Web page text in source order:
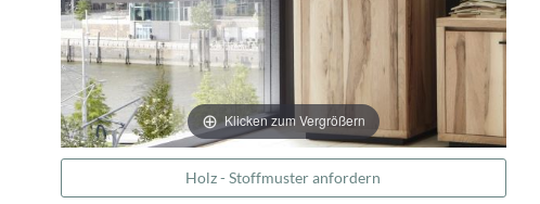
Klicken zum Vergrößern
Holz - Stoffmuster anfordern